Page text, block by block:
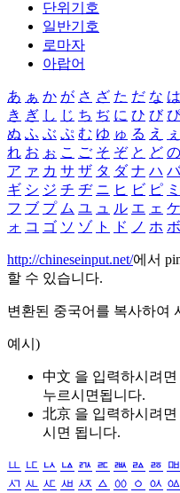
단위기호
일반기호
로마자
아랍어
あ ぁ か が さ ざ た だ な は
き ぎ し じ ち ぢ に ひ び ぴ
ぬ ふ ぶ ぷ む ゆ ゅ る え ぇ
れ お ぉ こ ご そ ぞ と ど の
ア ァ カ サ ザ タ ダ ナ ハ バ
ギ シ ジ チ ヂ ニ ヒ ビ ピ ミ
フ ブ プ ム ユ ュ ル エ ェ ケ
ォ コ ゴ ソ ゾ ト ド ノ ホ ボ
http://chineseinput.net/에서
할 수 있습니다.
변환된 중국어를 복사하여
예시)
中文 을 입력하시려면
누르시면됩니다.
北京 을 입력하시려면
시면 됩니다.
ㅥ ㅦ ㅧ ㅨ ㅩ ㅪ ㅫ ㅬ ㅭ ㅮ
ㅺ ㅻ ㅼ ㅽ ㅾ ㅿ ㆀ ㆁ ㆂ ㆃ